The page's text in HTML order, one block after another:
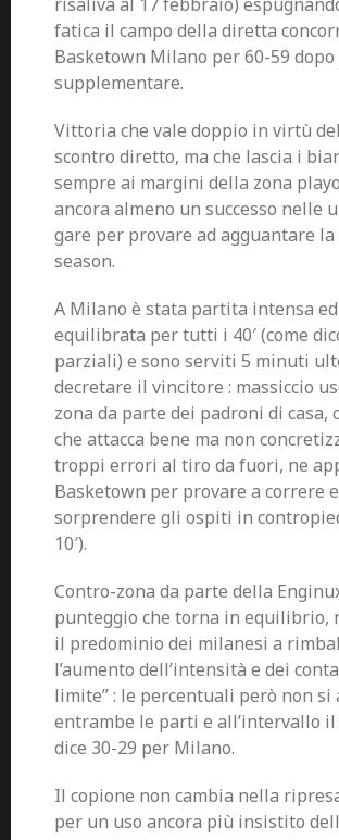
fatica il campo della diretta
Basketown Milano per 60-59
supplementare.
Vittoria che vale doppio in virtù
scontro diretto, ma che lascia i
sempre ai margini della zona
ancora almeno un successo nelle
gare per provare ad agguantare
season.
A Milano è stata partita intensa ed
equilibrata per tutti i 40′ (come
parziali) e sono serviti 5 minuti
decretare il vincitore : massiccio
zona da parte dei padroni di casa,
che attacca bene ma non
troppi errori al tiro da fuori, ne
Basketown per provare a correre e
sorprendere gli ospiti in
10′).
Contro-zona da parte della
punteggio che torna in equilibrio,
il predominio dei milanesi a
l’aumento dell’intensità e dei
limite” : le percentuali però non si
entrambe le parti e all’intervallo
dice 30-29 per Milano.
Il copione non cambia nella
per un uso ancora più insistito